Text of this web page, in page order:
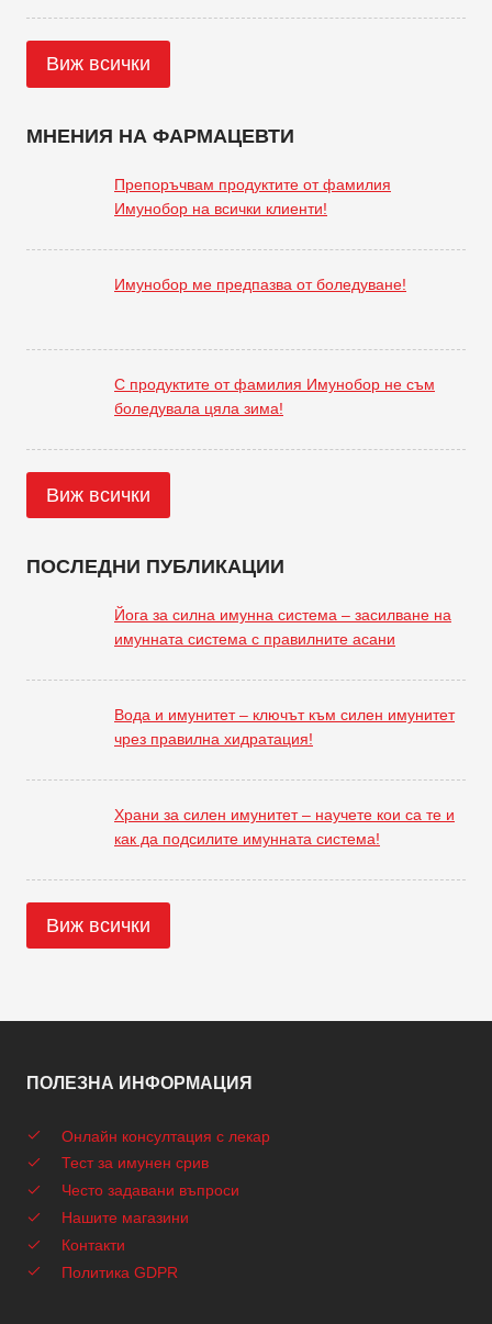
Виж всички
МНЕНИЯ НА ФАРМАЦЕВТИ
Препоръчвам продуктите от фамилия
Имунобор на всички клиенти!
Имунобор ме предпазва от боледуване!
С продуктите от фамилия Имунобор не съм
боледувала цяла зима!
Виж всички
ПОСЛЕДНИ ПУБЛИКАЦИИ
Йога за силна имунна система – засилване на
имунната система с правилните асани
Вода и имунитет – ключът към силен имунитет
чрез правилна хидратация!
Храни за силен имунитет – научете кои са те и
как да подсилите имунната система!
Виж всички
ПОЛЕЗНА ИНФОРМАЦИЯ
Онлайн консултация с лекар
Тест за имунен срив
Често задавани въпроси
Нашите магазини
Контакти
Политика GDPR